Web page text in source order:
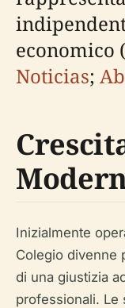
economico (
Noticias;
Inizialmente
Colegio divenne
di una giustizia
professionali. Le